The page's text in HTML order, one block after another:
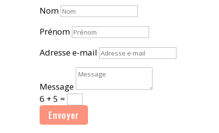
Nom
Prénom
Adresse e-mail
Message
6 + 5 =
Envoyer